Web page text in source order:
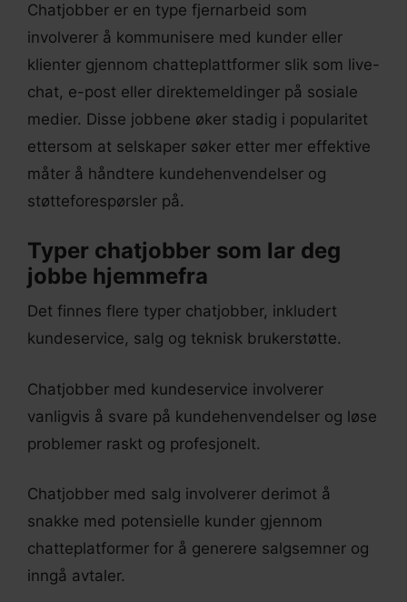
Chatjobber er en type fjernarbeid som
involverer å kommunisere med kunder eller
klienter gjennom chatteplattformer slik som live-
chat, e-post eller direktemeldinger på sosiale
medier. Disse jobbene øker stadig i popularitet
ettersom at selskaper søker etter mer effektive
måter å håndtere kundehenvendelser og
støtteforespørsler på.
Typer chatjobber som lar deg
jobbe hjemmefra
Det finnes flere typer chatjobber, inkludert
kundeservice, salg og teknisk brukerstøtte.
Chatjobber med kundeservice involverer
vanligvis å svare på kundehenvendelser og løse
problemer raskt og profesjonelt.
Chatjobber med salg involverer derimot å
snakke med potensielle kunder gjennom
chatteplatformer for å generere salgsemner og
inngå avtaler.